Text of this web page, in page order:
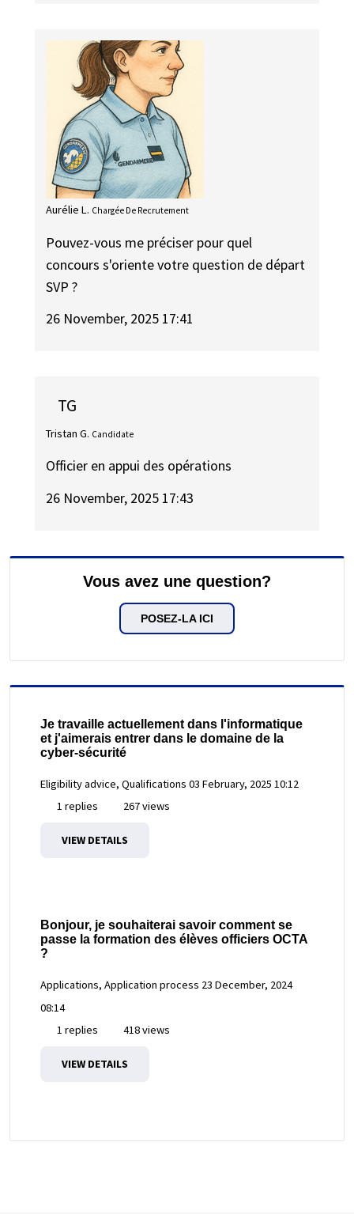
Aurélie L. Chargée De Recrutement
Pouvez-vous me préciser pour quel
concours s'oriente votre question de départ
SVP ?
26 November, 2025 17:41
TG
Tristan G. Candidate
Officier en appui des opérations
26 November, 2025 17:43
Vous avez une question?
POSEZ-LA ICI
Je travaille actuellement dans l'informatique
et j'aimerais entrer dans le domaine de la
cyber-sécurité
Eligibility advice, Qualifications 03 February, 2025 10:12
1 replies
267 views
VIEW DETAILS
Bonjour, je souhaiterai savoir comment se
passe la formation des élèves officiers OCTA
?
Applications, Application process 23 December, 2024
08:14
1 replies
418 views
VIEW DETAILS